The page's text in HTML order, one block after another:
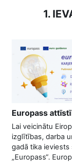
1.
Europass
Lai veicinātu
izglītības, darba
gadā tika
„Europass“.